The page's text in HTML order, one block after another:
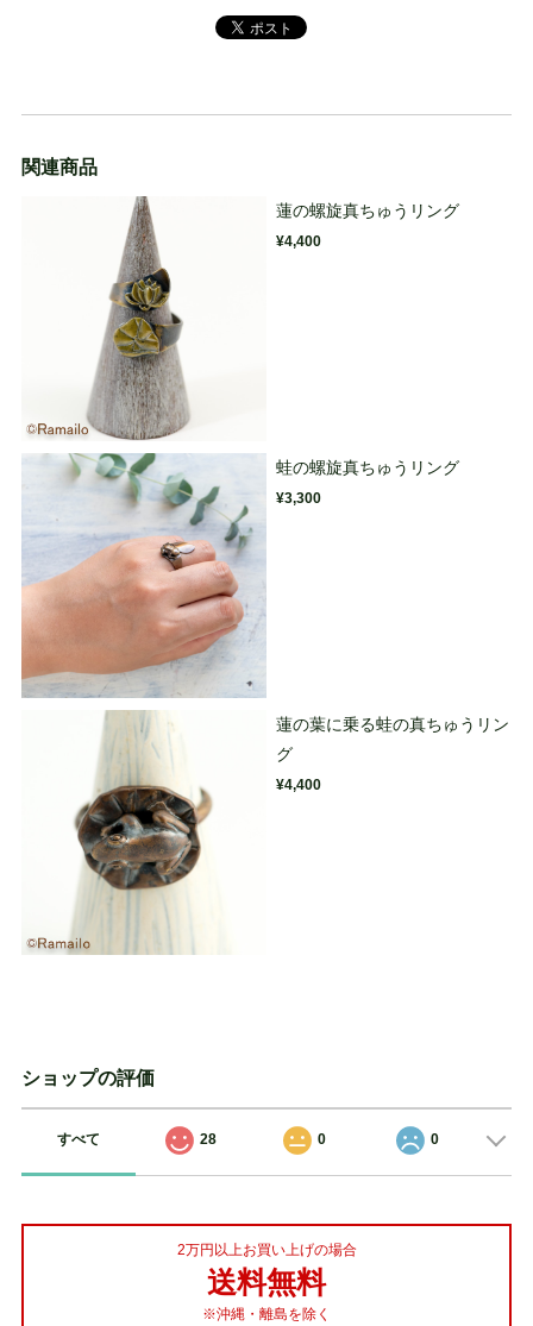
関連商品
蓮の螺旋真ちゅうリング
¥4,400
蛙の螺旋真ちゅうリング
¥3,300
蓮の葉に乗る蛙の真ちゅうリン
グ
¥4,400
ショップの評価
すべて 28 0 0
2万円以上お買い上げの場合
送料無料
※沖縄・離島を除く